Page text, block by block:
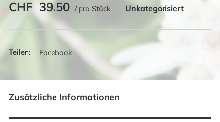
CHF 39.50 / pro Stück Unkategorisiert
Facebook
Zusätzliche Informationen